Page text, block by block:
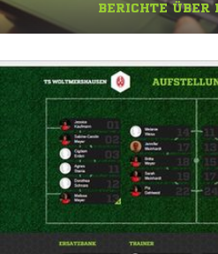
BERICHTE ÜBER